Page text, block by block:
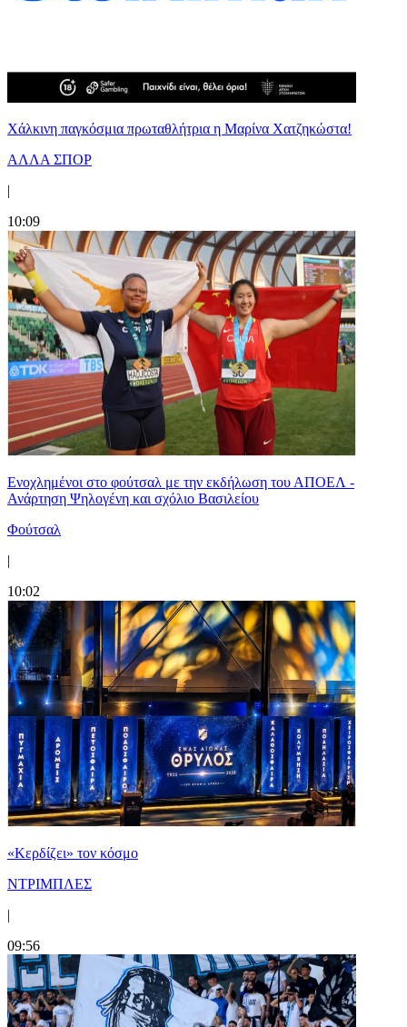
Χάλκινη παγκόσμια πρωταθλήτρια η Μαρίνα Χατζηκώστα!
ΑΛΛΑ ΣΠΟΡ
|
10:09
Ενοχλημένοι στο φούτσαλ με την εκδήλωση του ΑΠΟΕΛ -
Ανάρτηση Ψηλογένη και σχόλιο Βασιλείου
Φούτσαλ
|
10:02
«Κερδίζει» τον κόσμο
ΝΤΡΙΜΠΛΕΣ
|
09:56